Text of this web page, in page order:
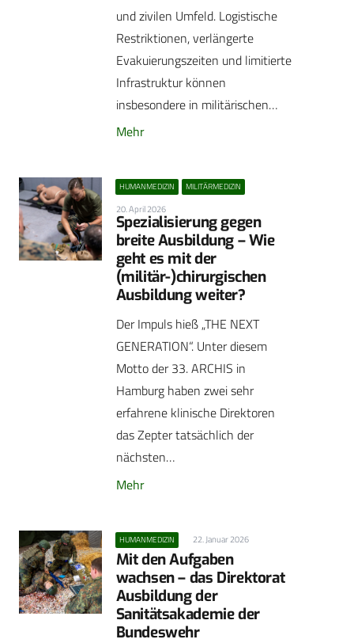
und zivilen Umfeld. Logistische
Restriktionen, verlängerte
Evakuierungszeiten und limitierte
Infrastruktur können
insbesondere in militärischen…
Mehr
HUMANMEDIZIN MILITÄRMEDIZIN
20. April 2026
Spezialisierung gegen
breite Ausbildung – Wie
geht es mit der
(militär-)chirurgischen
Ausbildung weiter?
Der Impuls hieß „THE NEXT
GENERATION“. Unter diesem
Motto der 33. ARCHIS in
Hamburg haben zwei sehr
erfahrene klinische Direktoren
das Zepter tatsächlich der
nächsten…
Mehr
HUMANMEDIZIN 22. Januar 2026
Mit den Aufgaben
wachsen – das Direktorat
Ausbildung der
Sanitätsakademie der
Bundeswehr